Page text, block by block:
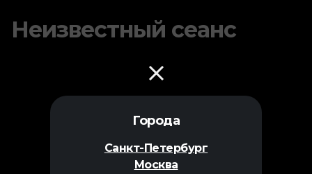
Города
Санкт-Петербург
Москва
Неизвестный сеанс